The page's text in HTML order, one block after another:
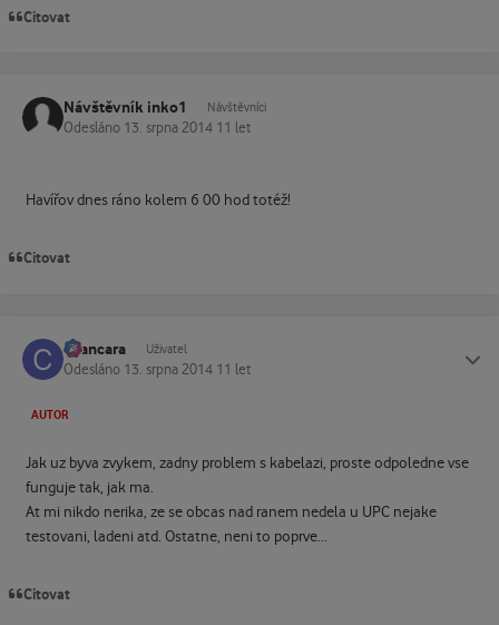
Citovat
Návštěvník inko1 Návštěvníci
Odesláno 13. srpna 2014 11 let
Havířov dnes ráno kolem 6 00 hod totéž!
Citovat
cvancara Uživatel
Odesláno 13. srpna 2014 11 let
AUTOR
Jak uz byva zvykem, zadny problem s kabelazi, proste odpoledne vse
funguje tak, jak ma.
At mi nikdo nerika, ze se obcas nad ranem nedela u UPC nejake
testovani, ladeni atd. Ostatne, neni to poprve...
Citovat